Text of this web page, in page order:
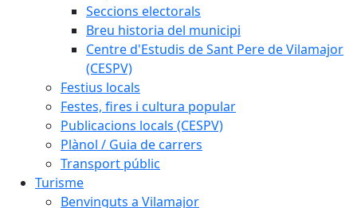
Seccions electorals
Breu historia del municipi
Centre d'Estudis de Sant Pere de Vilamajor
(CESPV)
Festius locals
Festes, fires i cultura popular
Publicacions locals (CESPV)
Plànol / Guia de carrers
Transport públic
Turisme
Benvinguts a Vilamajor